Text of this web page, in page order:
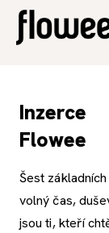
Inzerce
Flowee
Šest
volný čas,
jsou ti, kteří